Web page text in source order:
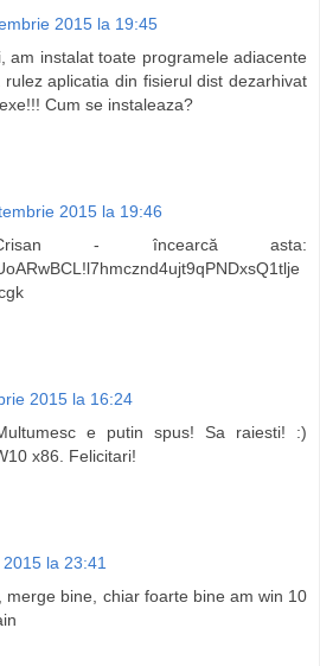
2015 la 19:45
am instalat toate programele adiacente
aplicatia din fisierul dist dezarhivat
Cum se instaleaza?
2015 la 19:46
Crisan - încearcă asta:
2015 la 16:24
e putin spus! Sa raiesti! :)
x86. Felicitari!
la 23:41
merge bine, chiar foarte bine am win 10